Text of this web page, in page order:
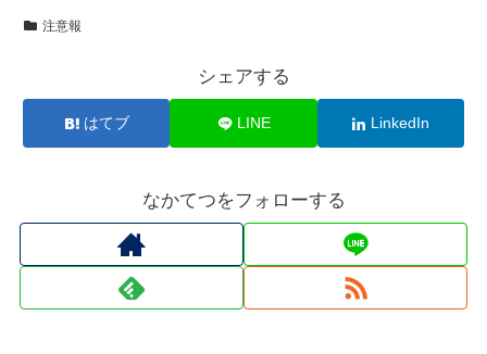
注意報
シェアする
はてブ LINE LinkedIn
なかてつをフォローする